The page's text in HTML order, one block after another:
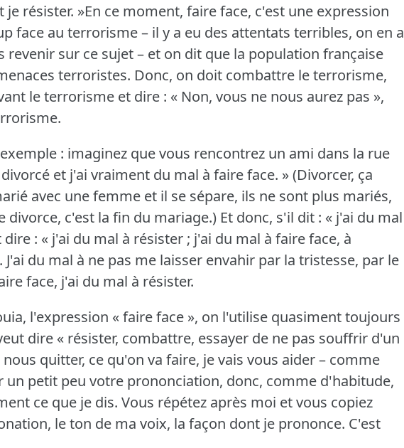
je résister. »En ce moment, faire face, c'est une expression
face au terrorisme – il y a eu des attentats terribles, on en a
revenir sur ce sujet – et on dit que la population française
terroristes. Donc, on doit combattre le terrorisme,
le terrorisme et dire : « Non, vous ne nous aurez pas »,
: imaginez que vous rencontrez un ami dans la rue
et j'ai vraiment du mal à faire face. » (Divorcer, ça
avec une femme et il se sépare, ils ne sont plus mariés,
divorce, c'est la fin du mariage.) Et donc, s'il dit : « j'ai du mal
dire : « j'ai du mal à résister ; j'ai du mal à faire face, à
J'ai du mal à ne pas me laisser envahir par la tristesse, par le
face, j'ai du mal à résister.
l'expression « faire face », on l'utilise quasiment toujours
dire « résister, combattre, essayer de ne pas souffrir d'un
nous quitter, ce qu'on va faire, je vais vous aider – comme
un petit peu votre prononciation, donc, comme d'habitude,
ce que je dis. Vous répétez après moi et vous copiez
le ton de ma voix, la façon dont je prononce. C'est